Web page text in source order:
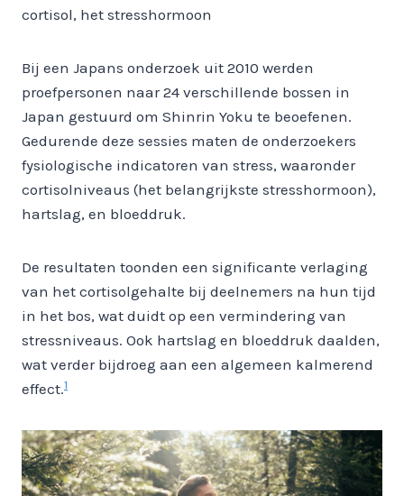
cortisol, het stresshormoon
Bij een Japans onderzoek uit 2010 werden
proefpersonen naar 24 verschillende bossen in
Japan gestuurd om Shinrin Yoku te beoefenen.
Gedurende deze sessies maten de onderzoekers
fysiologische indicatoren van stress, waaronder
cortisolniveaus (het belangrijkste stresshormoon),
hartslag, en bloeddruk.
De resultaten toonden een significante verlaging
van het cortisolgehalte bij deelnemers na hun tijd
in het bos, wat duidt op een vermindering van
stressniveaus. Ook hartslag en bloeddruk daalden,
wat verder bijdroeg aan een algemeen kalmerend
effect.1